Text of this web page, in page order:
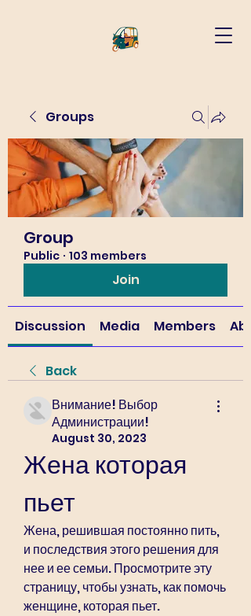
Groups
Group
Public · 103 members
Join
Discussion Media Members
Back
Внимание! Выбор
Администрации!
August 30, 2023
Жена которая
пьет
Жена, решившая постоянно пить,
и последствия этого решения для
нее и ее семьи. Просмотрите эту
страницу, чтобы узнать, как помочь
женщине, которая пьет.